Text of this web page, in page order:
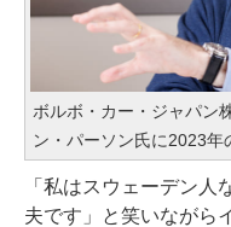
ボルボ・カー・ジャパン
ン・パーソン氏に2023年
「私はスウェーデン
夫です」と笑いながら